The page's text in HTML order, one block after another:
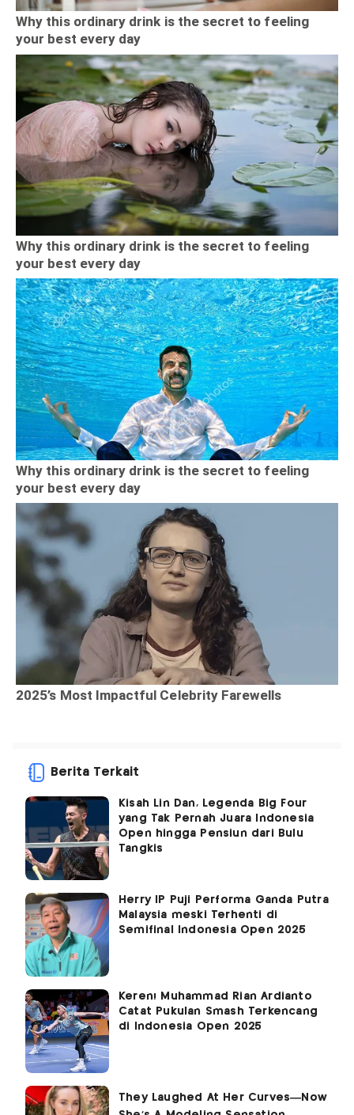
Berita Terkait
Kisah Lin Dan, Legenda Big Four
yang Tak Pernah Juara Indonesia
Open hingga Pensiun dari Bulu
Tangkis
Herry IP Puji Performa Ganda Putra
Malaysia meski Terhenti di
Semifinal Indonesia Open 2025
Keren! Muhammad Rian Ardianto
Catat Pukulan Smash Terkencang
di Indonesia Open 2025